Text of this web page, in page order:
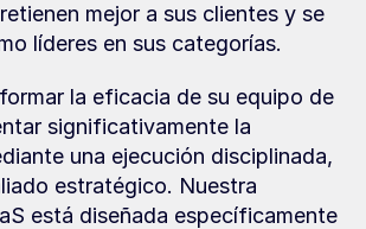
mejor a sus clientes y se
líderes en sus categorías.
la eficacia de su equipo de
significativamente la
una ejecución disciplinada,
estratégico. Nuestra
está diseñada específicamente